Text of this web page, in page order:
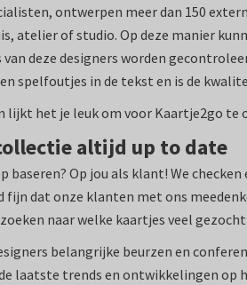
ontwerpen meer dan 150
atelier of studio. Op deze manier
deze designers worden
spelfoutjes in de tekst en is de
lijkt het je leuk om voor Kaartje2go te
altijd up to date
baseren? Op jou als klant! We
dat onze klanten met ons
naar welke kaartjes veel
belangrijke beurzen en
laatste trends en ontwikkelingen op